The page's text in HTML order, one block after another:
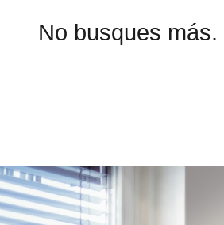
No busques